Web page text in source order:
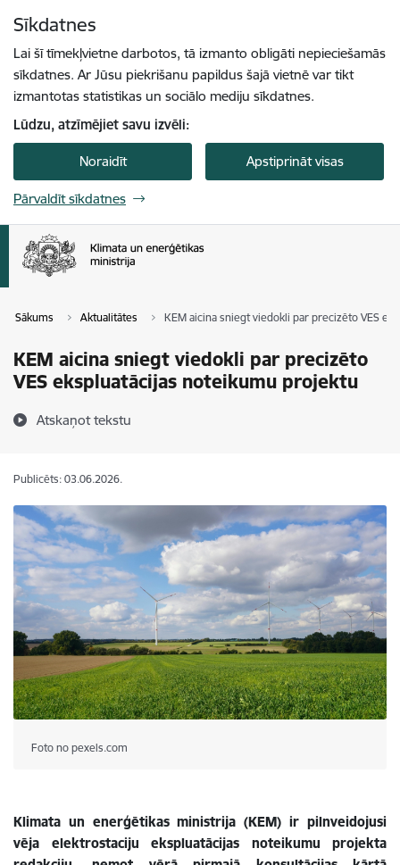
Sīkdatnes
Lai šī tīmekļvietne darbotos, tā izmanto obligāti nepieciešamās
sīkdatnes. Ar Jūsu piekrišanu papildus šajā vietnē var tikt
izmantotas statistikas un sociālo mediju sīkdatnes.
Lūdzu, atzīmējiet savu izvēli:
Noraidīt Apstiprināt visas
Pārvaldīt sīkdatnes
Sākums Aktualitātes KEM aicina sniegt viedokli par precizēto VES
KEM aicina sniegt viedokli par precizēto
VES ekspluatācijas noteikumu projektu
Atskaņot tekstu
Publicēts: 03.06.2026.
Foto no pexels.com
Klimata un enerģētikas ministrija (KEM) ir pilnveidojusi
vēja elektrostaciju ekspluatācijas noteikumu projekta